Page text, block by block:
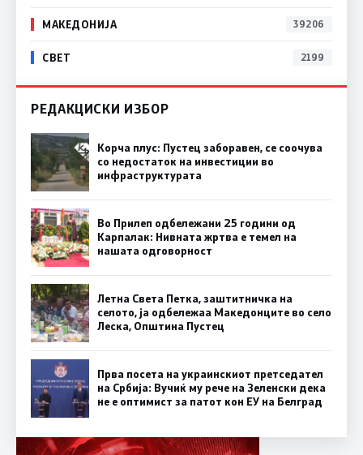
МАКЕДОНИЈА 39206
СВЕТ 2199
РЕДАКЦИСКИ ИЗБОР
Корча плус: Пустец заборавен, се соочува
со недостаток на инвестиции во
инфраструктурата
Во Прилеп одбележани 25 години од
Карпалак: Нивната жртва е темел на
нашата одговорност
Летна Света Петка, заштитничка на
селото, ја одбележаа Македонците во село
Леска, Општина Пустец
Прва посета на украинскиот претседател
на Србија: Вучиќ му рече на Зеленски дека
не е оптимист за патот кон ЕУ на Белград